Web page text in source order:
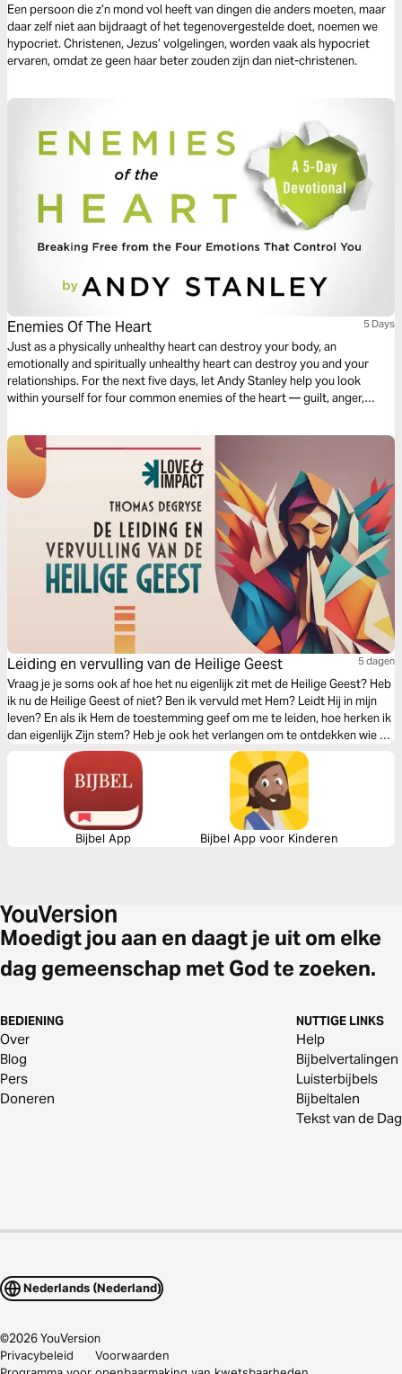
haar beter
Een persoon die z’n mond vol heeft van dingen die anders moeten, maar
daar zelf niet aan bijdraagt of het tegenovergestelde doet, noemen we
hypocriet. Christenen, Jezus’ volgelingen, worden vaak als hypocriet
ervaren, omdat ze geen haar beter zouden zijn dan niet-christenen.
Enemies Of The Heart 5 Days
Just as a physically unhealthy heart can destroy your body, an
emotionally and spiritually unhealthy heart can destroy you and your
relationships. For the next five days, let Andy Stanley help you look
within yourself for four common enemies of the heart — guilt, anger,
Leiding en vervulling van de Heilige Geest 5 dagen
Vraag je je soms ook af hoe het nu eigenlijk zit met de Heilige Geest? Heb
ik nu de Heilige Geest of niet? Ben ik vervuld met Hem? Leidt Hij in mijn
leven? En als ik Hem de toestemming geef om me te leiden, hoe herken ik
dan eigenlijk Zijn stem? Heb je ook het verlangen om te ontdekken wie Hij
is en wat Hij kan en wil doen, laat ons dan samen op zoek gaan.
Geschreven door Thomas Degryse, ingesproken door Martin Pocorni
Bijbel App Bijbel App voor Kinderen
Moedigt jou aan en daagt je uit om elke
dag gemeenschap met God te zoeken.
BEDIENING
Over
Blog
Pers
Doneren
NUTTIGE LINKS
Help
Bijbelvertalingen
Luisterbijbels
Bijbeltalen
Tekst van de Dag
Nederlands (Nederland)
©2026YouVersion
Privacybeleid
Voorwaarden